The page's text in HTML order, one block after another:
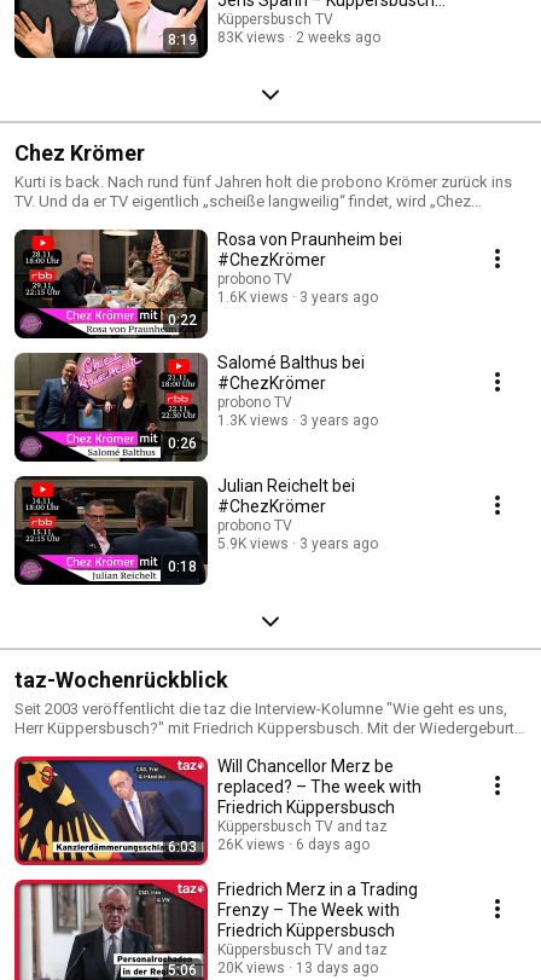
8:19
TV
Küppersbusch TV
83K views
2 weeks ago
Chez Krömer
Kurti is back. Nach rund fünf Jahren holt die probono Krömer zurück ins
TV. Und da er TV eigentlich „scheiße langweilig“ findet, wird „Chez
bereitgestellt. „Das eigentliche Ziel ist, dass ich mir Leute einlade, die ich
scheiße finde und Freunde. Aber ich sag nicht, wer wer ist.“ (Kurt Krömer,
NDR Talk Show vom 9.2.2020) In „Chez Krömer“ begrüßt Krömer seinen
Gast in einen Verhörraum, um ihn nach seiner selbst auferlegten
Schnauze-hier-rede-ich-Regel und des gekonnten Unterbrechens
regelmäßig abblitzen zu lassen. Weitere Infos findest Du auf der
Sendungsseite des rbb: http://bit.ly/ChezKroemer_rbb
0:22
Rosa von Praunheim bei
#ChezKrömer
probono TV
1.6K views
3 years ago
0:26
Salomé Balthus bei
#ChezKrömer
probono TV
1.3K views
3 years ago
0:18
Julian Reichelt bei
#ChezKrömer
probono TV
5.9K views
3 years ago
taz-Wochenrückblick
Seit 2003 veröffentlicht die taz die Interview-Kolumne "Wie geht es uns,
Herr Küppersbusch?" mit Friedrich Küppersbusch. Mit der Wiedergeburt
taz-Wochenrückblick nun auch als gesprochene Version bei
Küppersbusch TV.
6:03
Will Chancellor Merz be
replaced? – The week with
Friedrich Küppersbusch
Küppersbusch TV and taz
26K views
6 days ago
5:06
Friedrich Merz in a Trading
Frenzy – The Week with
Friedrich Küppersbusch
Küppersbusch TV and taz
20K views
13 days ago